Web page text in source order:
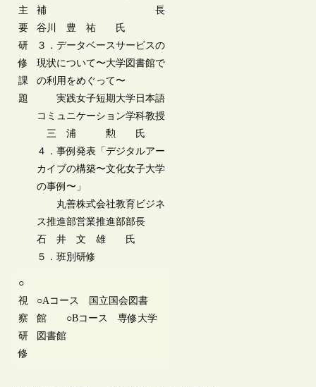
主
要
研
修
課
題
補 長
谷川 豊 祐 氏
３．データベースサービスの
現状について〜大学図書館で
の利用をめぐって〜
実践女子短期大学日本語
コミュニケーション学科教授
三 浦 勲 氏
４．事例発表「デジタルアー
カイブの構築〜文化女子大学
の事例〜」
丸善株式会社教育ビジネ
ス推進部営業推進部部長
石 井 文 雄 氏
５．班別研修
○
視
察
研
修
○Aコース 国立国会図書
館 ○Bコース 専修大学
図書館